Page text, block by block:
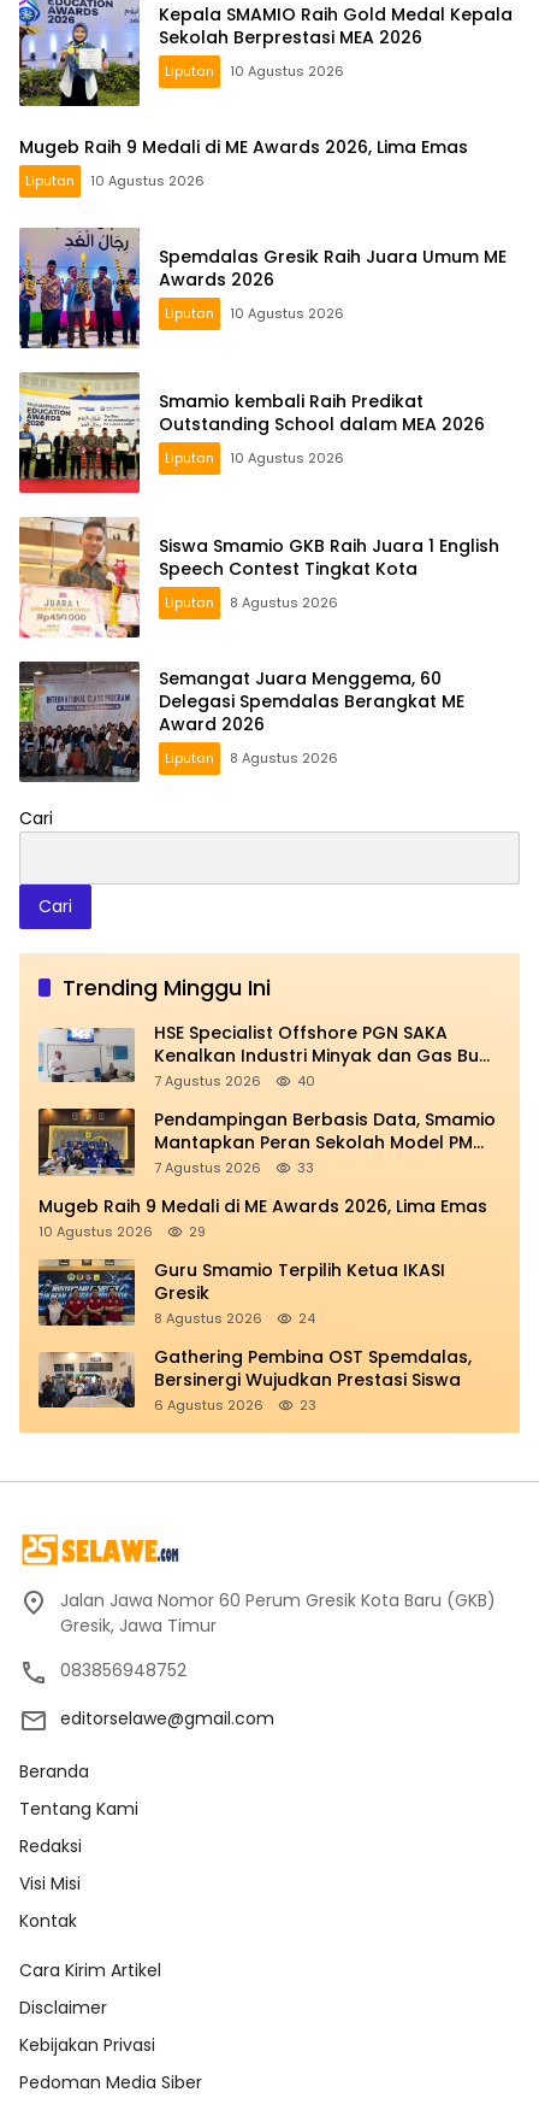
Kepala SMAMIO Raih Gold Medal Kepala
Sekolah Berprestasi MEA 2026
Liputan 10 Agustus 2026
Mugeb Raih 9 Medali di ME Awards 2026, Lima Emas
Liputan 10 Agustus 2026
Spemdalas Gresik Raih Juara Umum ME
Awards 2026
Liputan 10 Agustus 2026
Smamio kembali Raih Predikat
Outstanding School dalam MEA 2026
Liputan 10 Agustus 2026
Siswa Smamio GKB Raih Juara 1 English
Speech Contest Tingkat Kota
Liputan 8 Agustus 2026
Semangat Juara Menggema, 60
Delegasi Spemdalas Berangkat ME
Award 2026
Liputan 8 Agustus 2026
Cari
Cari
Trending Minggu Ini
HSE Specialist Offshore PGN SAKA
Kenalkan Industri Minyak dan Gas Bumi
di Spemdalas
7 Agustus 2026 40
Pendampingan Berbasis Data, Smamio
Mantapkan Peran Sekolah Model PM
dan KKA
7 Agustus 2026 33
Mugeb Raih 9 Medali di ME Awards 2026, Lima Emas
10 Agustus 2026 29
Guru Smamio Terpilih Ketua IKASI
Gresik
8 Agustus 2026 24
Gathering Pembina OST Spemdalas,
Bersinergi Wujudkan Prestasi Siswa
6 Agustus 2026 23
Jalan Jawa Nomor 60 Perum Gresik Kota Baru (GKB)
Gresik, Jawa Timur
083856948752
editorselawe@gmail.com
Beranda
Tentang Kami
Redaksi
Visi Misi
Kontak
Cara Kirim Artikel
Disclaimer
Kebijakan Privasi
Pedoman Media Siber